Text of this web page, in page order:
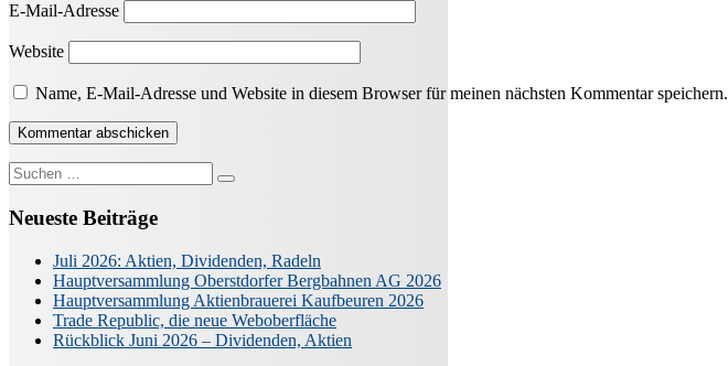
E-Mail-Adresse
Website
Name, E-Mail-Adresse und Website in diesem Browser für meinen nächsten Kommentar speichern.
Suche
nach:
Neueste Beiträge
Juli 2026: Aktien, Dividenden, Radeln
Hauptversammlung Oberstdorfer Bergbahnen AG 2026
Hauptversammlung Aktienbrauerei Kaufbeuren 2026
Trade Republic, die neue Weboberfläche
Rückblick Juni 2026 – Dividenden, Aktien